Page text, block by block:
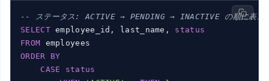
-- ステータス: ACTIVE → PENDING → INACTIVE の順に表示
SELECT employee_id, last_name, status
FROM
ORDER
BY
CASE
status